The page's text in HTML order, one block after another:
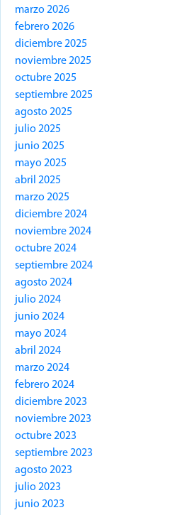
marzo 2026
febrero 2026
diciembre 2025
noviembre 2025
octubre 2025
septiembre 2025
agosto 2025
julio 2025
junio 2025
mayo 2025
abril 2025
marzo 2025
diciembre 2024
noviembre 2024
octubre 2024
septiembre 2024
agosto 2024
julio 2024
junio 2024
mayo 2024
abril 2024
marzo 2024
febrero 2024
diciembre 2023
noviembre 2023
octubre 2023
septiembre 2023
agosto 2023
julio 2023
junio 2023